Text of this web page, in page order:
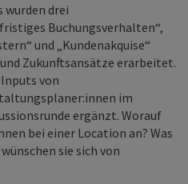
wurden drei
Buchungsverhalten“,
und „Kundenakquise“
Zukunftsansätze erarbeitet.
von
im
ergänzt. Worauf
bei einer Location an? Was
sie sich von